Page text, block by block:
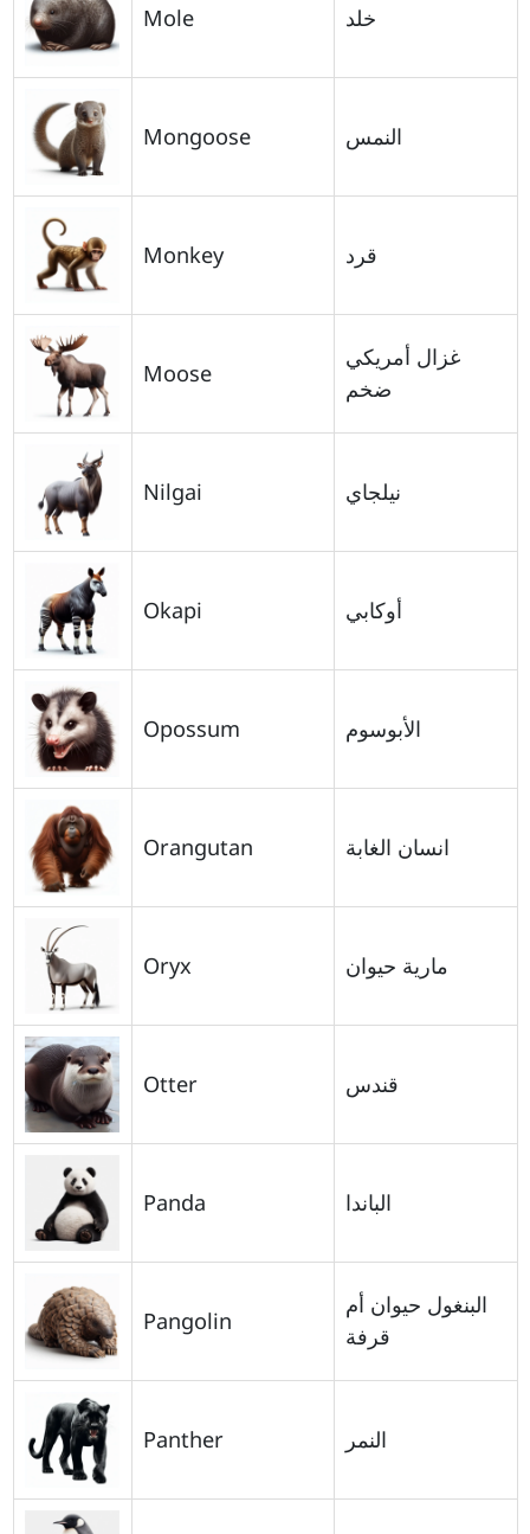
Mole خلد
Mongoose النمس
Monkey قرد
Moose
غزال أمريكي
ضخم
Nilgai نيلجاي
Okapi أوكابي
Opossum الأبوسوم
Orangutan انسان الغابة
Oryx مارية حيوان
Otter قندس
Panda الباندا
Pangolin
البنغول حيوان أم
قرفة
Panther النمر